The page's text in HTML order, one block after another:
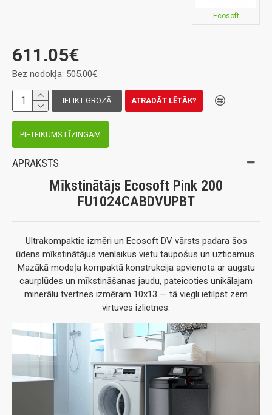
Ecosoft
611.05€
Bez nodokļa: 505.00€
IELIKT GROZĀ ATRADĀT LĒTĀK?
PIETEIKUMS LĪZINGAM
APRAKSTS
Mīkstinātājs Ecosoft Pink 200
FU1024CABDVUPBT
Ultrakompaktie izmēri un Ecosoft DV vārsts padara šos
ūdens mīkstinātājus vienlaikus vietu taupošus un uzticamus.
Mazākā modeļa kompaktā konstrukcija apvienota ar augstu
caurplūdes un mīkstināšanas jaudu, pateicoties unikālajam
minerālu tvertnes izmēram 10x13 — tā viegli ietilpst zem
virtuves izlietnes.